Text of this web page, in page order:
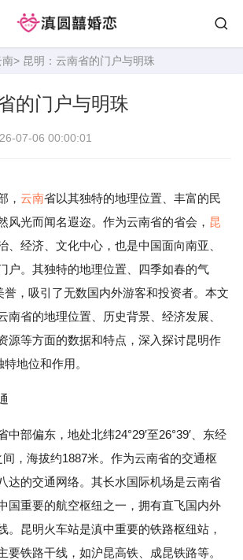
南> 昆明：云南省的门户与明珠
的门户与明珠
07-06 00:00:01
， 云南省以其独特的地理位置、丰富的民
风光而闻名遐迩。作为云南省的省会， 昆
、经济、文化中心，也是中国面向南亚、
户。其独特的地理位置、四季如春的气
誉，吸引了无数国内外游客和投资者。本文
南省的地理位置、历史背景、经济发展、
源等方面的数据和特点，深入探讨昆明作
地位和作用。
中部偏东，地处北纬24°29′至26°39′、东经
间，海拔约1887米。作为云南省的交通枢
达的交通网络。其长水国际机场是云南省
国重要的航空枢纽之一，拥有直飞国内外
。昆明火车站是滇中重要的铁路枢纽站，
要铁路干线，如沪昆高铁、成昆铁路等。